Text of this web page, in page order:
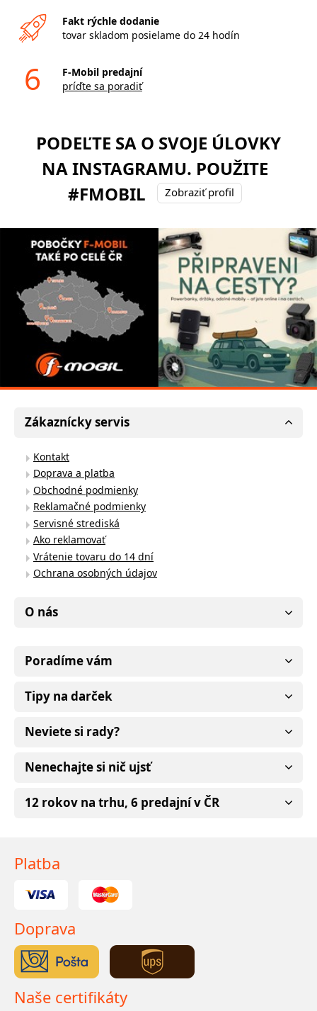
Fakt rýchle dodanie
tovar skladom posielame do 24 hodín
6
F-Mobil predajní
príďte sa poradiť
PODEĽTE SA O SVOJE ÚLOVKY
NA INSTAGRAMU. POUŽITE
#FMOBIL
Zobraziť profil
Zákaznícky servis
Kontakt
Doprava a platba
Obchodné podmienky
Reklamačné podmienky
Servisné strediská
Ako reklamovať
Vrátenie tovaru do 14 dní
Ochrana osobných údajov
O nás
Poradíme vám
Tipy na darček
Neviete si rady?
Nenechajte si nič ujsť
12 rokov na trhu, 6 predajní v ČR
Platba
Doprava
Naše certifikáty